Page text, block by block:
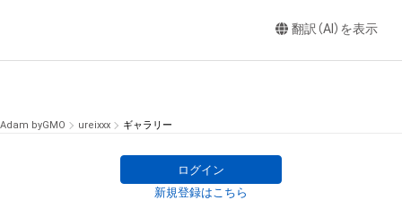
翻訳（AI）を表示
Adam byGMO ureixxx ギャラリー
ログイン
新規登録はこちら